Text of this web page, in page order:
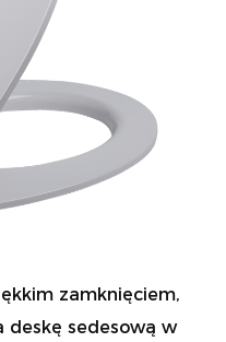
zamknięciem,
deskę sedesową w